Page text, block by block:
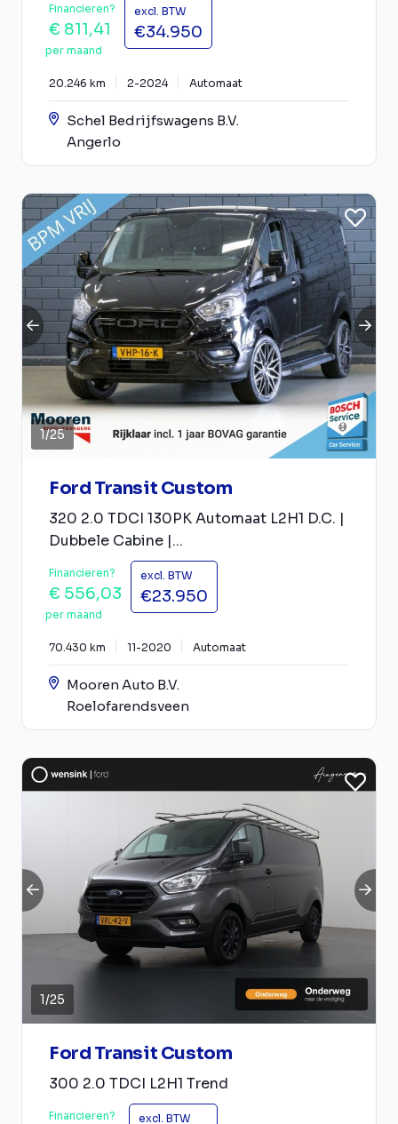
Financieren?
€ 811,41
per maand
excl. BTW
€34.950
20.246 km 2-2024 Automaat
Schel Bedrijfswagens B.V.
Angerlo
1/25
Ford Transit Custom
320 2.0 TDCI 130PK Automaat L2H1 D.C. |
Dubbele Cabine |...
Financieren?
€ 556,03
per maand
excl. BTW
€23.950
70.430 km 11-2020 Automaat
Mooren Auto B.V.
Roelofarendsveen
1/25
Ford Transit Custom
300 2.0 TDCI L2H1 Trend
Financieren? excl. BTW